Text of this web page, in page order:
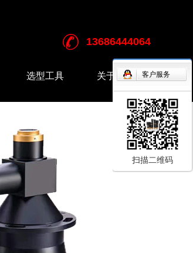
13686444064
选型工具 关于我们
企业介绍
客户服务
扫描二维码